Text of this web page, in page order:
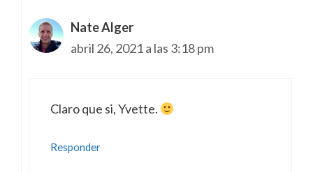
Nate Alger
abril 26, 2021 a las 3:18 pm
Claro que si, Yvette.
Responder